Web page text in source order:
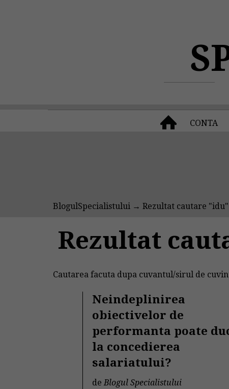
CONTA
BlogulSpecialistului → Rezultat cautare "idu"
Rezultat
Cautarea facuta dupa cuvantul/sirul de
Neindeplinirea
obiectivelor de
performanta poate
la concedierea
salariatului?
deBlogul Specialistului